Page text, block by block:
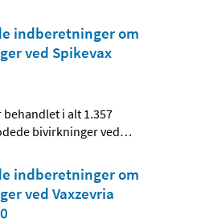
indberetninger om
ved Spikevax
i alt 1.357
bivirkninger ved…
indberetninger om
ved Vaxzevria